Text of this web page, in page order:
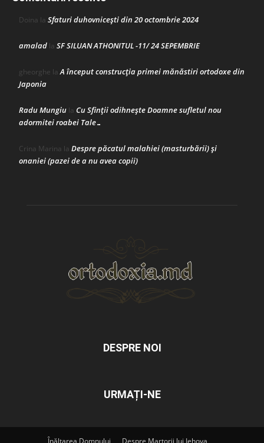
Doina la Sfaturi duhovnicești din 20 octombrie 2024
amalad la SF SILUAN ATHONITUL -11/ 24 SEPEMBRIE
gheorghe laA început construcţia primei mănăstiri ortodoxe din
Japonia
Radu Mungiu la Cu Sfinții odihnește Doamne sufletul nou
adormitei roabei Tale…
Crina Marina la Despre păcatul malahiei (masturbării) şi
onaniei (pazei de a nu avea copii)
DESPRE NOI
URMAȚI-NE
Înălțarea Domnului Despre Martorii lui Iehova